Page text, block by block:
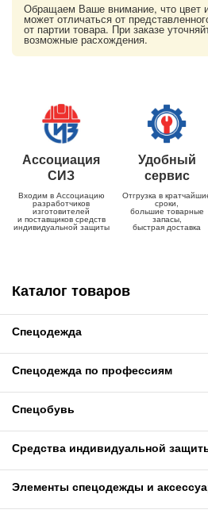
Обращаем Ваше внимание, что цвет
может отличаться от
от партии товара. При заказе
возможные расхождения.
Ассоциация
СИЗ
Входим в Ассоциацию
разработчиков
изготовителей
и поставщиков средств
индивидуальной защиты
Удобный
сервис
Отгрузка в
сроки,
большие товарные
запасы,
быстрая доставка
Каталог товаров
Спецодежда
Спецодежда по профессиям
Спецобувь
Средства индивидуальной
Элементы спецодежды и